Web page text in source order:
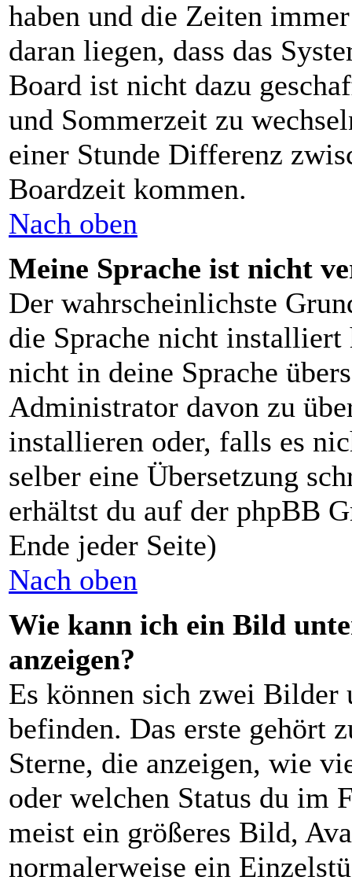
haben und die Zeiten
daran liegen, dass das
Board ist nicht dazu
und Sommerzeit zu
einer Stunde Differenz
Boardzeit kommen.
Nach oben
Meine Sprache ist nicht
Der wahrscheinlichste
die Sprache nicht installiert
nicht in deine Sprache
Administrator davon zu
installieren oder, falls es
selber eine Übersetzung
erhältst du auf der phpBB
Ende jeder Seite)
Nach oben
Wie kann ich ein Bild
anzeigen?
Es können sich zwei Bilder
befinden. Das erste gehört
Sterne, die anzeigen, wie
oder welchen Status du im
meist ein größeres Bild,
normalerweise ein